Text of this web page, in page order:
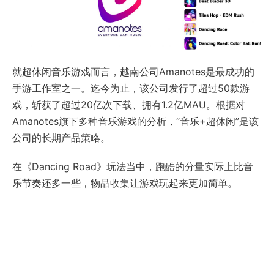
就超休闲音乐游戏而言，越南公司Amanotes是最成功的
手游工作室之一。迄今为止，该公司发行了超过50款游
戏，斩获了超过20亿次下载、拥有1.2亿MAU。根据对
Amanotes旗下多种音乐游戏的分析，“音乐+超休闲”是该
公司的长期产品策略。
在《Dancing Road》玩法当中，跑酷的分量实际上比音
乐节奏还多一些，物品收集让游戏玩起来更加简单。